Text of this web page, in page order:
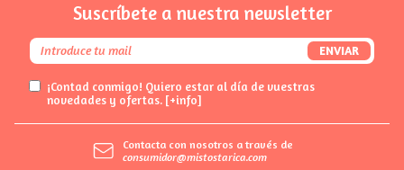
Suscríbete a nuestra newsletter
ENVIAR
¡Contad conmigo! Quiero estar al día de vuestras
novedades y ofertas. [+info]
Contacta con nosotros a través de
consumidor@mistostarica.com